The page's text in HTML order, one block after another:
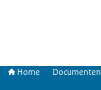
Home Documenten